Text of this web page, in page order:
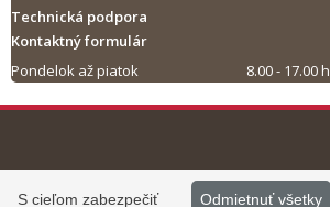
Technická podpora
Kontaktný formulár
Pondelok až piatok
8.00 - 17.00 h
Tlač obsahu
©2013 - 2026, Slovensko.skOdmietnuť všetky
S cieľom zabezpečiť